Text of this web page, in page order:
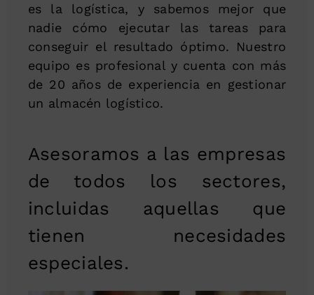
es la logística, y sabemos mejor que
nadie cómo ejecutar las tareas para
conseguir el resultado óptimo. Nuestro
equipo es profesional y cuenta con más
de 20 años de experiencia en gestionar
un almacén logístico.
Asesoramos a las empresas
de todos los sectores,
incluidas aquellas que
tienen necesidades
especiales.